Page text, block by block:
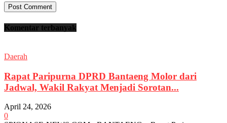
Komentar terbanyak
Daerah
Rapat Paripurna DPRD Bantaeng Molor dari
Jadwal, Wakil Rakyat Menjadi Sorotan...
April 24, 2026
0